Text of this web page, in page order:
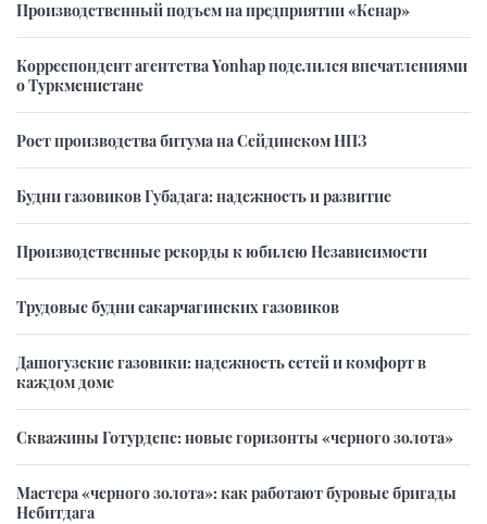
Производственный подъем на предприятии «Кенар»
Корреспондент агентства Yonhap поделился впечатлениями
о Туркменистане
Рост производства битума на Сейдинском НПЗ
Будни газовиков Губадага: надежность и развитие
Производственные рекорды к юбилею Независимости
Трудовые будни сакарчагинских газовиков
Дашогузские газовики: надежность сетей и комфорт в
каждом доме
Скважины Готурдепе: новые горизонты «черного золота»
Мастера «черного золота»: как работают буровые бригады
Небитдага